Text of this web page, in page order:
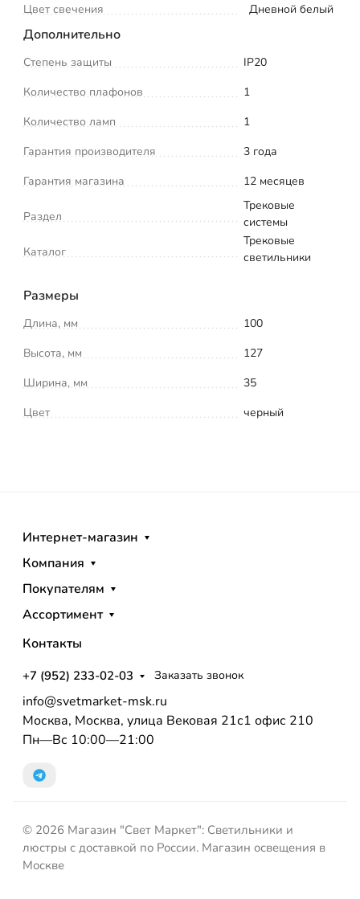
Цвет свечения
Дневной белый
Дополнительно
Степень защиты
IP20
Количество плафонов
1
Количество ламп
1
Гарантия производителя
3 года
Гарантия магазина
12 месяцев
Раздел
Трековые
системы
Каталог
Трековые
светильники
Размеры
Длина, мм
100
Высота, мм
127
Ширина, мм
35
Цвет
черный
Интернет-магазин
Компания
Покупателям
Ассортимент
Контакты
+7 (952) 233-02-03 Заказать звонок
info@svetmarket-msk.ru
Москва, Москва, улица Вековая 21с1 офис 210
Пн—Вс 10:00—21:00
© 2026 Магазин "Свет Маркет": Светильники и
люстры с доставкой по России. Магазин освещения в
Москве